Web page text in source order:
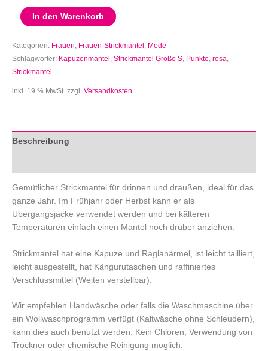
In den Warenkorb
Kategorien: Frauen, Frauen-Strickmäntel , Mode
Schlagwörter: Kapuzenmantel , Strickmantel Größe S, Punkte, rosa,
Strickmantel
inkl. 19 % MwSt. zzgl. Versandkosten
Beschreibung
Gemütlicher Strickmantel für drinnen und draußen, ideal für das
ganze Jahr. Im Frühjahr oder Herbst kann er als
Übergangsjacke verwendet werden und bei kälteren
Temperaturen einfach einen Mantel noch drüber anziehen.
Strickmantel hat eine Kapuze und Raglanärmel, ist leicht tailliert,
leicht ausgestellt, hat Kängurutaschen und raffiniertes
Verschlussmittel (Weiten verstellbar).
Wir empfehlen Handwäsche oder falls die Waschmaschine über
ein Wollwaschprogramm verfügt (Kaltwäsche ohne Schleudern),
kann dies auch benutzt werden. Kein Chloren, Verwendung von
Trockner oder chemische Reinigung möglich.